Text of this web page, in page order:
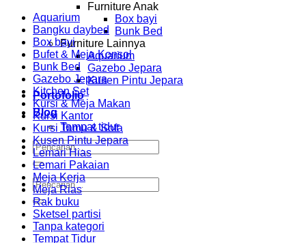
Furniture Anak
Box bayi
Bunk Bed
Furniture Lainnya
Aquarium
Gazebo Jepara
Kusen Pintu Jepara
Portofolio
Blog
Tempat tidur
Pencarian
untuk:
Pencarian
untuk:
4
pintu
BHF-
18
Aquarium
Bangku daybed
Box bayi
Bufet & Meja Konsol
Bunk Bed
Gazebo Jepara
Kitchen Set
Kursi & Meja Makan
Kursi Kantor
Kursi Tamu & Sofa
Kusen Pintu Jepara
Lemari Hias
Lemari Pakaian
Meja Kerja
Meja Rias
Rak buku
Sketsel partisi
Tanpa kategori
Tempat Tidur